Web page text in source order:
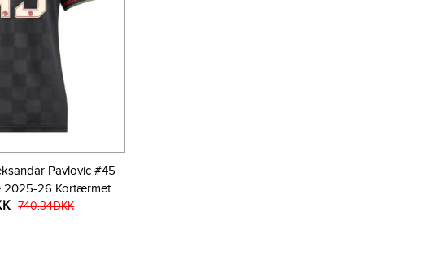
Pavlovic #45
2025-26 Kortærmet
740.34DKK